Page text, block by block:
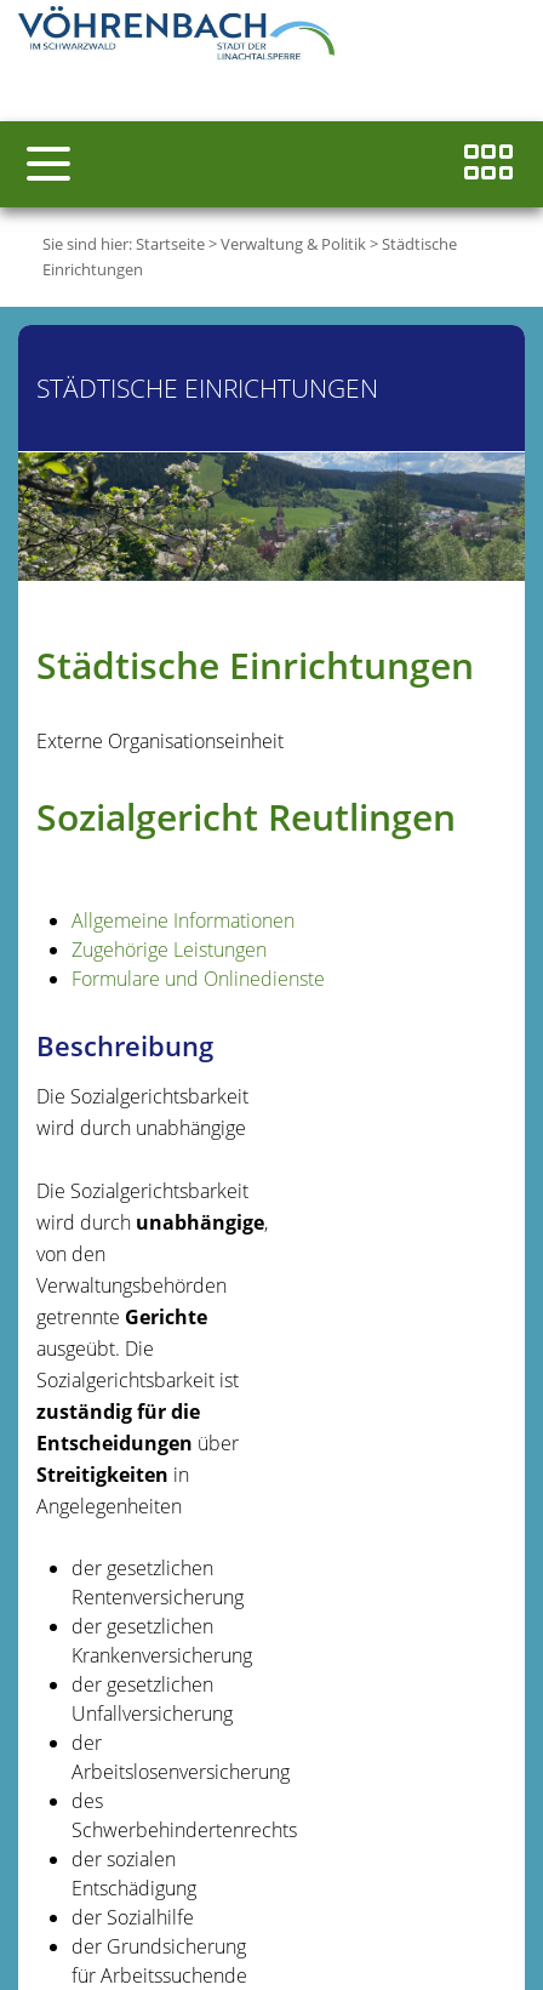
Sie sind hier:Startseite>Verwaltung & Politik>Städtische
Einrichtungen
STÄDTISCHE EINRICHTUNGEN
Städtische Einrichtungen
Externe Organisationseinheit
Sozialgericht Reutlingen
Allgemeine Informationen
Zugehörige Leistungen
Formulare und Onlinedienste
Beschreibung
Die Sozialgerichtsbarkeit
wird durch unabhängige
Die Sozialgerichtsbarkeit
wird durch unabhängige,
von den
Verwaltungsbehörden
getrennte Gerichte
ausgeübt. Die
Sozialgerichtsbarkeit ist
zuständig für die
Entscheidungen über
Streitigkeiten in
Angelegenheiten
der gesetzlichen
Rentenversicherung
der gesetzlichen
Krankenversicherung
der gesetzlichen
Unfallversicherung
der
Arbeitslosenversicherung
des
Schwerbehindertenrechts
der sozialen
Entschädigung
der Sozialhilfe
der Grundsicherung
für Arbeitssuchende